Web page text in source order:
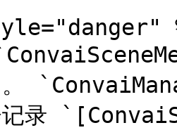
。
记录